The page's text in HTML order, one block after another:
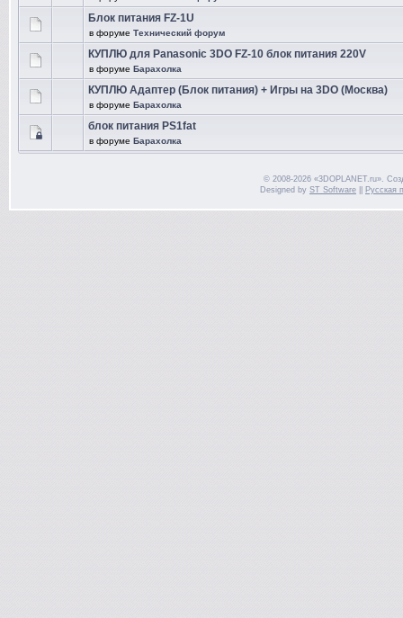
Блок питания FZ-1U
в форуме Технический форум
КУПЛЮ для Panasonic 3DO FZ-10 блок питания 220V
в форуме Барахолка
КУПЛЮ Адаптер (Блок питания) + Игры на 3DO (Москва)
в форуме Барахолка
блок питания PS1fat
в форуме Барахолка
© 2008-2026 «3DOPLANET.ru».
Designed by ST Software Русская